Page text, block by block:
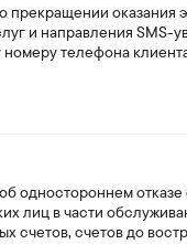
прекращении оказания
и направления SMS-
телефона
одностороннем отказе
лиц в части
счетов, счетов до